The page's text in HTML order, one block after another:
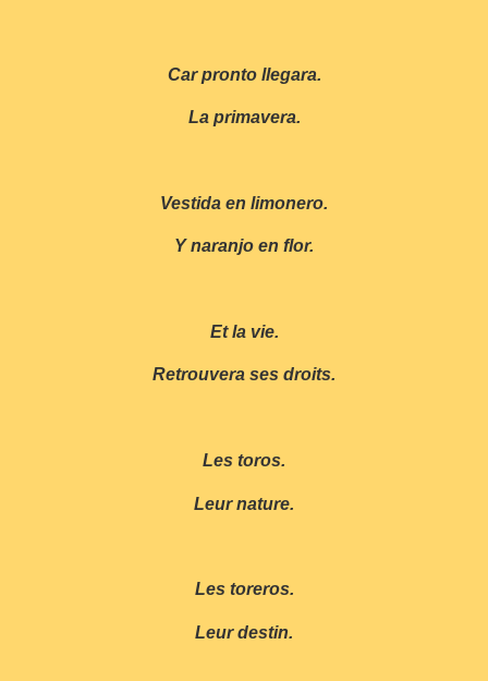
Car pronto llegara.
La primavera.
Vestida en limonero.
Y naranjo en flor.
Et la vie.
Retrouvera ses droits.
Les toros.
Leur nature.
Les toreros.
Leur destin.